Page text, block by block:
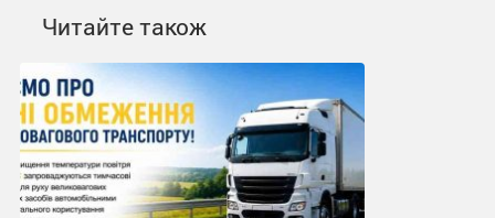
Читайте також